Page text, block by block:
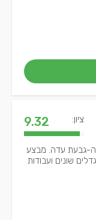
ציון: 9.32
גבעת עדה. מבצע
שונים ועבודות